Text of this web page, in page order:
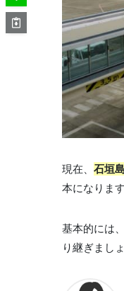
現在、 石垣
本になります
基本的には
り継ぎましょ